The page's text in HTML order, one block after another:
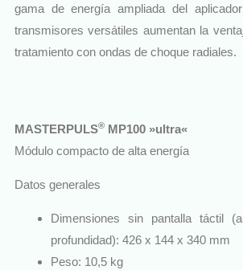
gama de energía ampliada del
transmisores versátiles aumentan la
tratamiento con ondas de choque radiales.
MASTERPULS®MP100 »ultra«
Módulo compacto de alta energía
Datos generales
Dimensiones sin pantalla táctil
profundidad): 426 x 144 x 340 mm
Peso: 10,5 kg